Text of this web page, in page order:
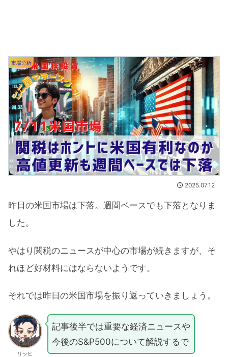
市場分析
2025.07.12
昨日の米国市場は下落。週間ベースでも下落となりま
した。
やはり関税のニュースが中心の市場が続きますが、そ
れほど好材料にはならないようです。
それでは昨日の米国市場を振り返っていきましょう。
リッヒ
記事後半では重要な経済ニュースや
今後のS&P500について解説するで